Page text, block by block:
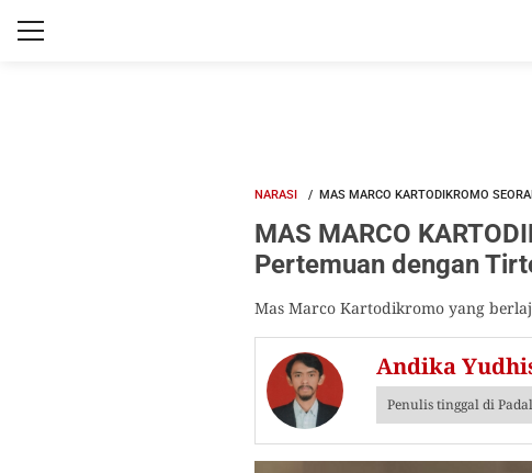
NARASI MAS MARCO KARTODIKROMO
MAS MARCO
Pertemuan dengan
Mas Marco Kartodikromo yang
Andika
Penulis tinggal di